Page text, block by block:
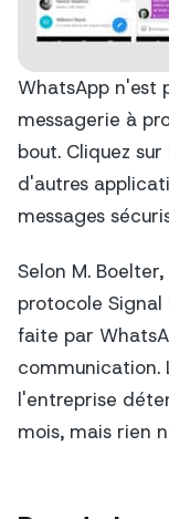
WhatsApp n'est
messagerie à
bout. Cliquez
d'autres
messages
Selon M.
protocole
faite par
communication.
l'entreprise
mois, mais rien